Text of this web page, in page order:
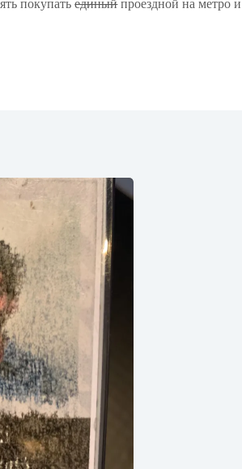
покупатьединыйпроездной на метро и